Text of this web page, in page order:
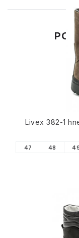
Livex 382-1
47 48